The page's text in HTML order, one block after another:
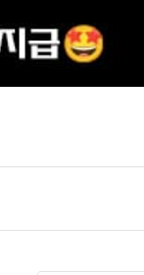
석 원터치 귀걸이